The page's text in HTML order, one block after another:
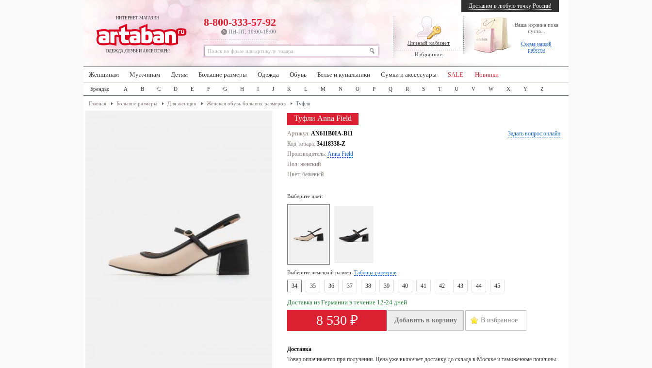
ИНТЕРНЕТ-МАГАЗИН
ОДЕЖДА, ОБУВЬ И АКСЕССУАРЫ
Личный кабинет
Избранное
Ваша корзина пока
пуста...
Схема нашей
работы
8-800-333-57-92
ПН-ПТ, 10:00-18:00
Доставим в любую точку России!
Женщинам Мужчинам Детям Большие размеры Одежда Обувь Белье и купальники Сумки и аксессуары SALE Новинки
Бренды: A B C D E F G H I J K L M N O P Q R S T U V W X Y Z
Главная Большие размеры Для женщин Женская обувь больших размеров Туфли
Туфли Anna Field
Задать вопрос онлайн
Артикул: AN611B0IA-B11
Код товара: 34118338-Z
Производитель: Anna Field
Пол: женский
Цвет: бежевый
Выберите цвет:
Выберите немецкий размер: Таблица размеров
34 35 36 37 38 39 40 41 42 43 44 45
Доставка из Германии в течение 12-24 дней
8 530 ₽ Добавить в корзину В избранное
Доставка
Товар оплачивается при получении. Цена уже включает доставку до склада в Москве и таможенные пошлины.